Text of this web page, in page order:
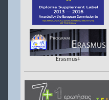
Erasmus+